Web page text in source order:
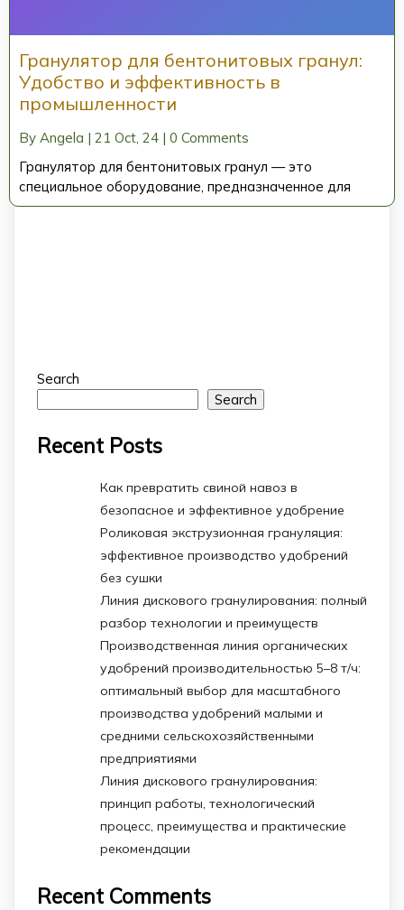
Гранулятор для бентонитовых гранул:
Удобство и эффективность в
промышленности
By Angela | 21 Oct, 24 | 0 Comments
Гранулятор для бентонитовых гранул — это
специальное оборудование, предназначенное для
Search
Search
Recent Posts
Как превратить свиной навоз в
безопасное и эффективное удобрение
Роликовая экструзионная грануляция:
эффективное производство удобрений
без сушки
Линия дискового гранулирования: полный
разбор технологии и преимуществ
Производственная линия органических
удобрений производительностью 5–8 т/ч:
оптимальный выбор для масштабного
производства удобрений малыми и
средними сельскохозяйственными
предприятиями
Линия дискового гранулирования:
принцип работы, технологический
процесс, преимущества и практические
рекомендации
Recent Comments